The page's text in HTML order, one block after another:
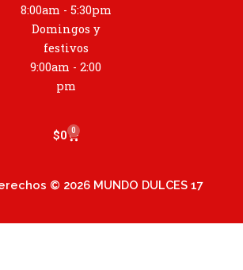
8:00am - 5:30pm
Domingos y
festivos
9:00am - 2:00
pm
$0 0
Cart
© 2026 MUNDO DULCES 17